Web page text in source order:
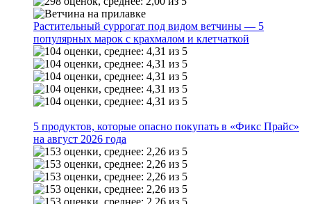
Растительный суррогат под видом ветчины — 5
популярных марок с крахмалом и клетчаткой
5 продуктов, которые опасно покупать в «Фикс Прайс»
на август 2026 года